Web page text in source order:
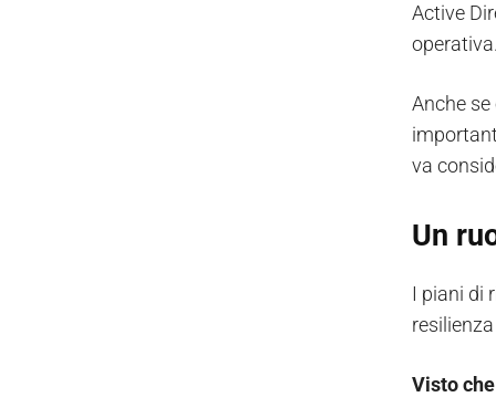
Active
operativa.
Anche
va
Un
I piani di
Visto